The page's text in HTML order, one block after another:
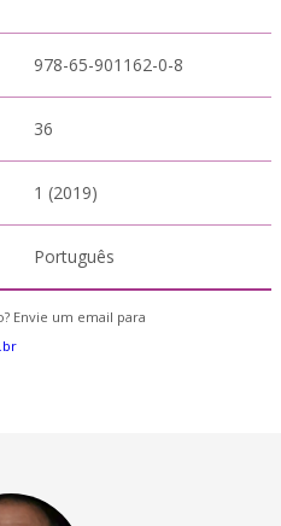
978-65-901162-0-8
36
1 (2019)
Português
Envie um email para